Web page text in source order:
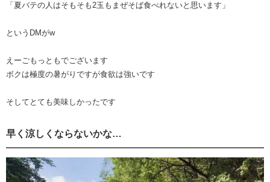
「夏バテの人はそもそも2玉もまぜそば食べれないと思います」
というDMがw
えーごもっともでございます
ボクは極度の暑がりですが食欲は強いです
そしてとても美味しかったです
早く涼しくならないかな…